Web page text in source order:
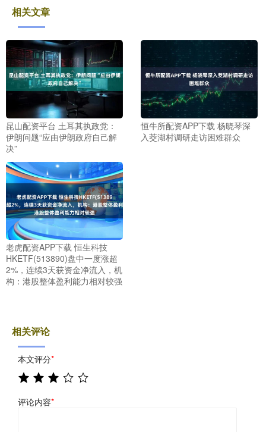
相关文章
昆山配资平台 土耳其执政党：
伊朗问题“应由伊朗政府自己解
决”
恒牛所配资APP下载 杨晓琴深
入茭湖村调研走访困难群众
老虎配资APP下载 恒生科技
HKETF(513890)盘中一度涨超
2%，连续3天获资金净流入，机
构：港股整体盈利能力相对较强
相关评论
本文评分*
评论内容*